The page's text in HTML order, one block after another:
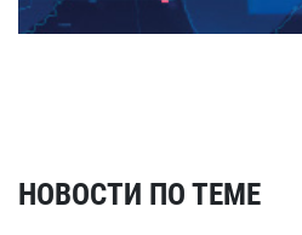
НОВОСТИ ПО ТЕМЕ